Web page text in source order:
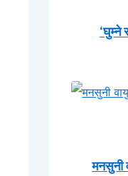
‘घुम्ने
मनसुनी